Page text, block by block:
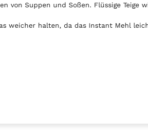
von Suppen und Soßen. Flüssige
weicher halten, da das Instant Mehl